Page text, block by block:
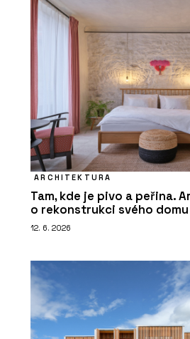
ARCHITEKTURA
Tam, kde je pivo a peřina.
o rekonstrukci svého
12. 6. 2026